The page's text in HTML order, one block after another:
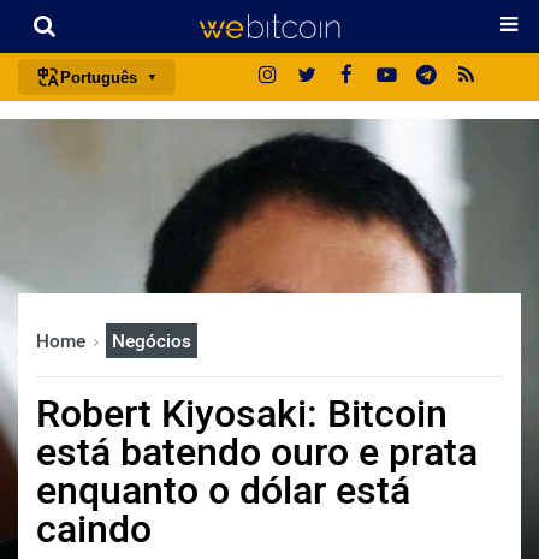
Português
日本語
русский
한국어
العربية
Home Negócios
Robert Kiyosaki: Bitcoin
está batendo ouro e prata
enquanto o dólar está
caindo